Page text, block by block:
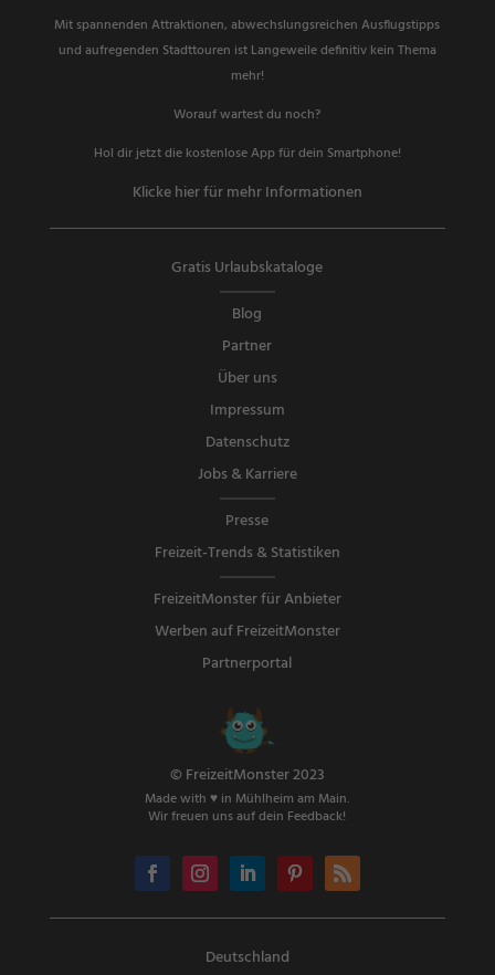
Mit spannenden Attraktionen, abwechslungsreichen Ausflugstipps
und aufregenden Stadttouren ist Langeweile definitiv kein Thema
mehr!
Worauf wartest du noch?
Hol dir jetzt die kostenlose App für dein Smartphone!
Klicke hier für mehr Informationen
Gratis Urlaubskataloge
Blog
Partner
Über uns
Impressum
Datenschutz
Jobs & Karriere
Presse
Freizeit-Trends & Statistiken
FreizeitMonster für Anbieter
Werben auf FreizeitMonster
Partnerportal
© FreizeitMonster 2023
Made with ♥ in Mühlheim am Main.
Wir freuen uns auf dein Feedback!
Deutschland